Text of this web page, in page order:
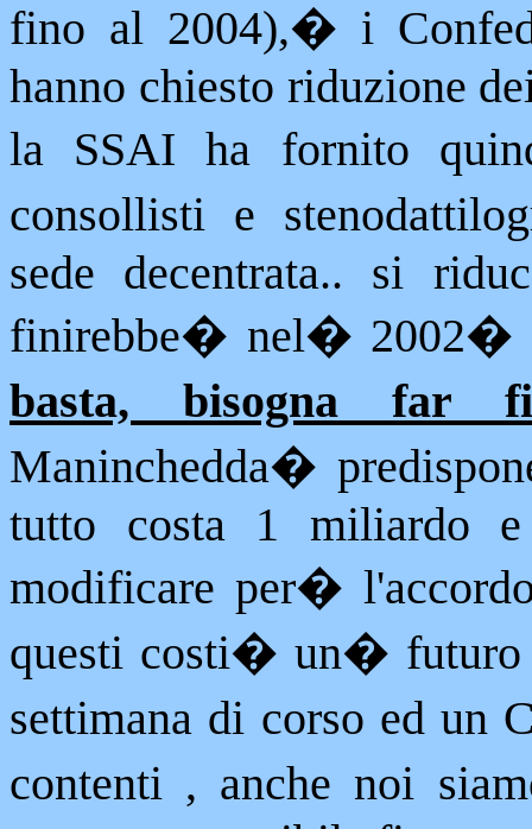
fino al 2004),�i
hanno chiesto riduzione
la SSAI ha fornito
consollisti e
sede decentrata.. si
finirebbe� nel� 2002�
basta, bisogna far
Maninchedda�
tutto costa 1 miliardo
modificare per�
questi costi�un�
settimana di corso ed un
contenti , anche noi